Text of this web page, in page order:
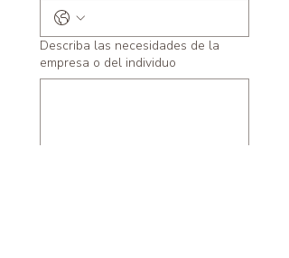
Describa las necesidades de la
empresa o del individuo